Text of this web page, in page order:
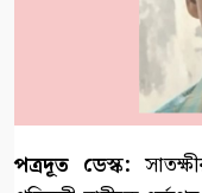
পত্রদূত ডেস্ক: